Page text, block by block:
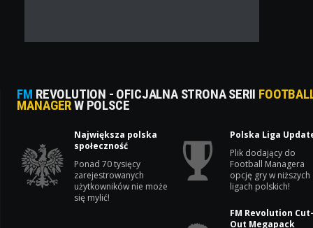
FM REVOLUTION - OFICJALNA STRONA SERII
MANAGERW POLSCE
Największa polska
społeczność
Ponad 70 tysięcy
zarejestrowanych
użytkowników nie może
się mylić!
Polska Liga
Plik dodający do
Football Managera
opcję gry w niższych
ligach polskich!
FM Revolution
Out Megapack